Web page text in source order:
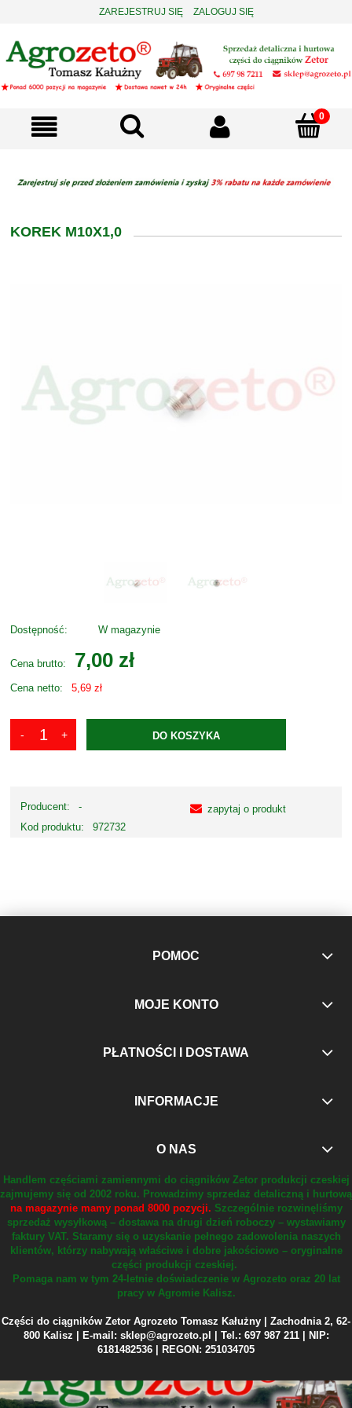
ZAREJESTRUJ SIĘ ZALOGUJ SIĘ
KOREK M10X1,0
Dostępność: W magazynie
Cena brutto: 7,00 zł
Cena netto: 5,69 zł
DO KOSZYKA
Producent:
-
Kod produktu:
972732
zapytaj o produkt
POMOC
MOJE KONTO
PŁATNOŚCI I DOSTAWA
INFORMACJE
O NAS
Handlem częściami zamiennymi do ciągników Zetor produkcji czeskiej
zajmujemy się od 2002 roku. Prowadzimy sprzedaż detaliczną i hurtową
na magazynie mamy ponad 8000 pozycji. Szczególnie rozwinęliśmy
sprzedaż wysyłkową – dostawa na drugi dzień roboczy – wystawiamy
faktury VAT. Staramy się o uzyskanie pełnego zadowolenia naszych
klientów, którzy nabywają właściwe i dobre jakościowo – oryginalne
części produkcji czeskiej.
Pomaga nam w tym 24-letnie doświadczenie w Agrozeto oraz 20 lat
pracy w Agromie Kalisz.
Części do ciągników Zetor Agrozeto Tomasz Kałużny | Zachodnia 2, 62-
800 Kalisz | E-mail: sklep@agrozeto.pl | Tel.: 697 987 211 | NIP:
6181482536 | REGON: 251034705